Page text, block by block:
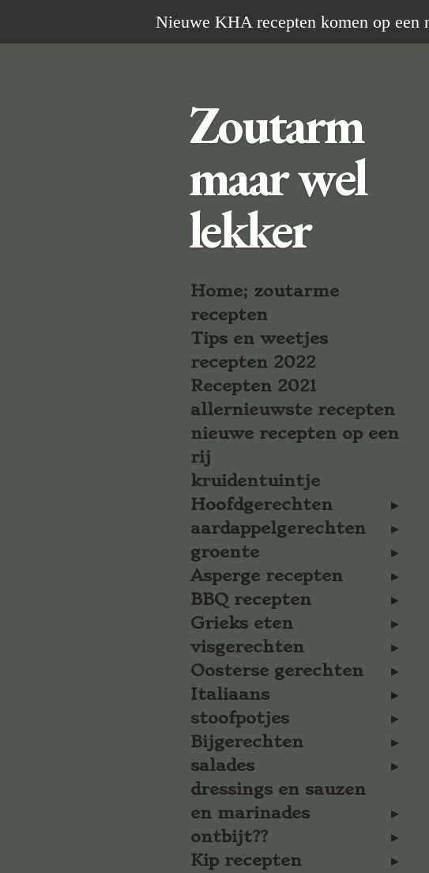
direct
Nieuwe KHA recepten komen op
Zoutarm
maar wel
lekker
Home; zoutarme
recepten
Tips en weetjes
recepten 2022
Recepten 2021
allernieuwste recepten
nieuwe recepten op een
rij
kruidentuintje
Hoofdgerechten
aardappelgerechten
groente
Asperge recepten
BBQ recepten
Grieks eten
visgerechten
Oosterse gerechten
Italiaans
stoofpotjes
Bijgerechten
salades
dressings en sauzen
en marinades
ontbijt??
Kip recepten